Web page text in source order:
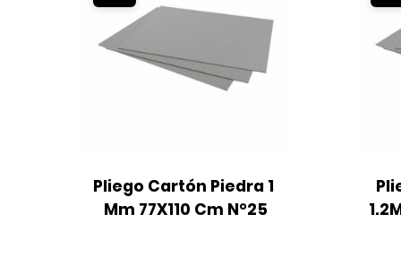
Pliego Cartón Piedra 1
Mm 77X110 Cm N°25